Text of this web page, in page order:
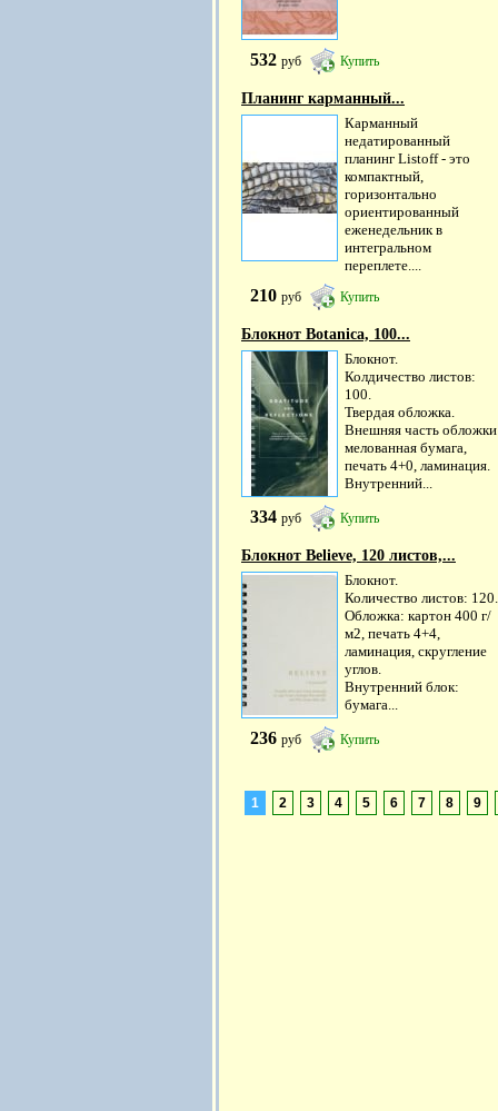
532 руб Купить
Планинг карманный...
Карманный
недатированный
планинг Listoff - это
компактный,
горизонтально
ориентированный
еженедельник в
интегральном
переплете....
210 руб Купить
Блокнот Botanica, 100...
Блокнот.
Колдичество листов:
100.
Твердая обложка.
Внешняя часть
мелованная бумага,
печать 4+0, ламинация.
Внутренний...
334 руб Купить
Блокнот Believe, 120 листов,...
Блокнот.
Количество листов: 120.
Обложка: картон 400 г/
м2, печать 4+4,
ламинация, скругление
углов.
Внутренний блок:
бумага...
236 руб Купить
1 2 3 4 5 6 7 8 9